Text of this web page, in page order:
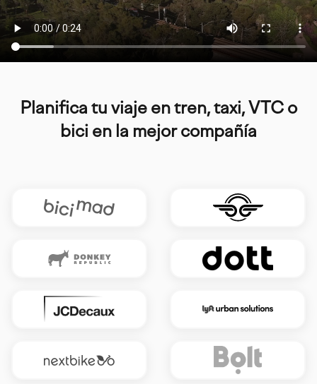
Planifica tu viaje en tren, taxi, VTC o
bici en la mejor compañía